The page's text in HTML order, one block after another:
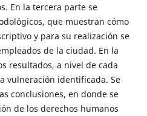
En la tercera parte se
que muestran cómo
y para su realización se
de la ciudad. En la
resultados, a nivel de cada
vulneración identificada. Se
conclusiones, en donde se
de los derechos humanos